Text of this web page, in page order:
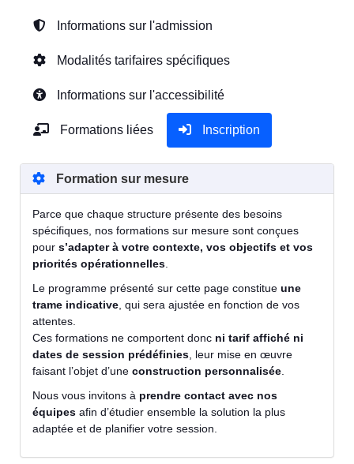
Informations sur l'admission
Modalités tarifaires spécifiques
Informations sur l'accessibilité
Formations liées Inscription
Formation sur mesure
Parce que chaque structure présente des besoins
spécifiques, nos formations sur mesure sont conçues
pour s’adapter à votre contexte, vos objectifs et vos
priorités opérationnelles.
Le programme présenté sur cette page constitue une
trame indicative, qui sera ajustée en fonction de vos
attentes.
Ces formations ne comportent donc ni tarif affiché ni
dates de session prédéfinies, leur mise en œuvre
faisant l’objet d’une construction personnalisée.
Nous vous invitons à prendre contact avec nos
équipes afin d’étudier ensemble la solution la plus
adaptée et de planifier votre session.